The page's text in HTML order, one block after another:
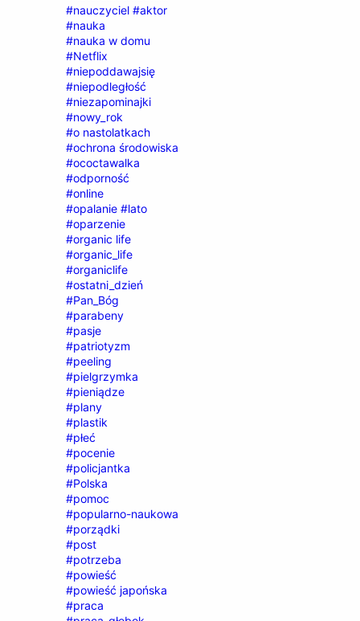
#nauczyciel #aktor
#nauka
#nauka w domu
#Netflix
#niepoddawajsię
#niepodległość
#niezapominajki
#nowy_rok
#o nastolatkach
#ochrona środowiska
#ococtawalka
#odporność
#online
#opalanie #lato
#oparzenie
#organic life
#organic_life
#organiclife
#ostatni_dzień
#Pan_Bóg
#parabeny
#pasje
#patriotyzm
#peeling
#pielgrzymka
#pieniądze
#plany
#plastik
#płeć
#pocenie
#policjantka
#Polska
#pomoc
#popularno-naukowa
#porządki
#post
#potrzeba
#powieść
#powieść japońska
#praca